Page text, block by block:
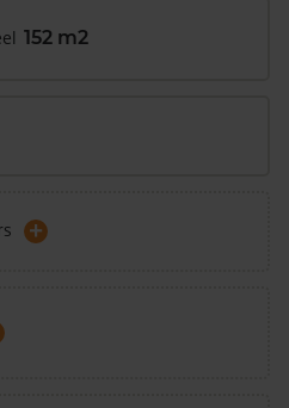
152 m2
+